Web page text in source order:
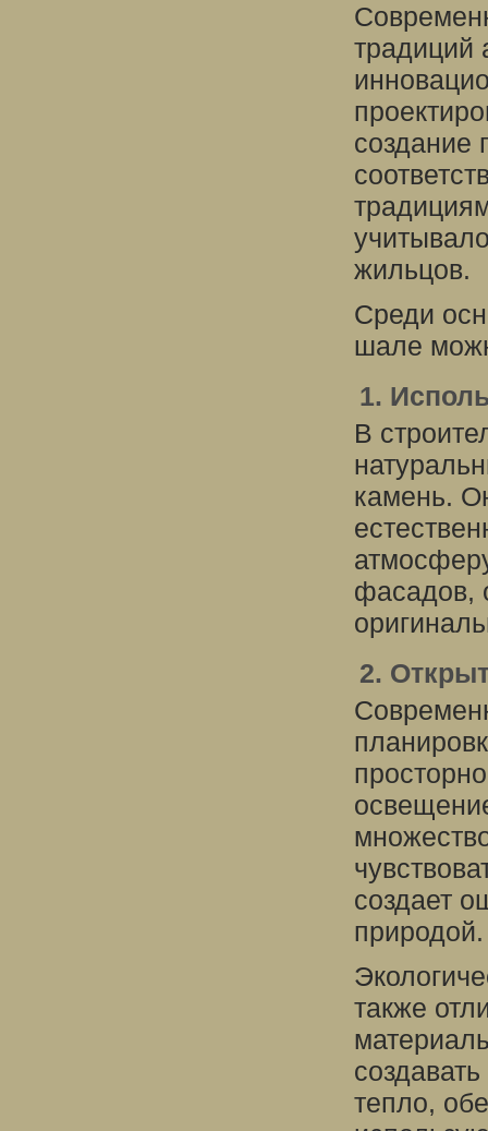
традиций
создание
жильцов.
Среди
шале
1.
В
камень.
фасадов,
2.
создает
природой.
также
тепло,